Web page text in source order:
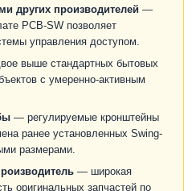
других производителей —
PCB-SW позволяет
управления доступом.
выше стандартных бытовых
с умеренно-активным
— регулируемые кронштейны
ранее установленных Swing-
размерами.
— широкая
оригинальных запчастей по